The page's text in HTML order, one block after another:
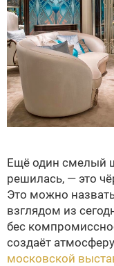
Ещё один смелый
решилась, — это
Это можно
взглядом из
бес
создаёт
московской